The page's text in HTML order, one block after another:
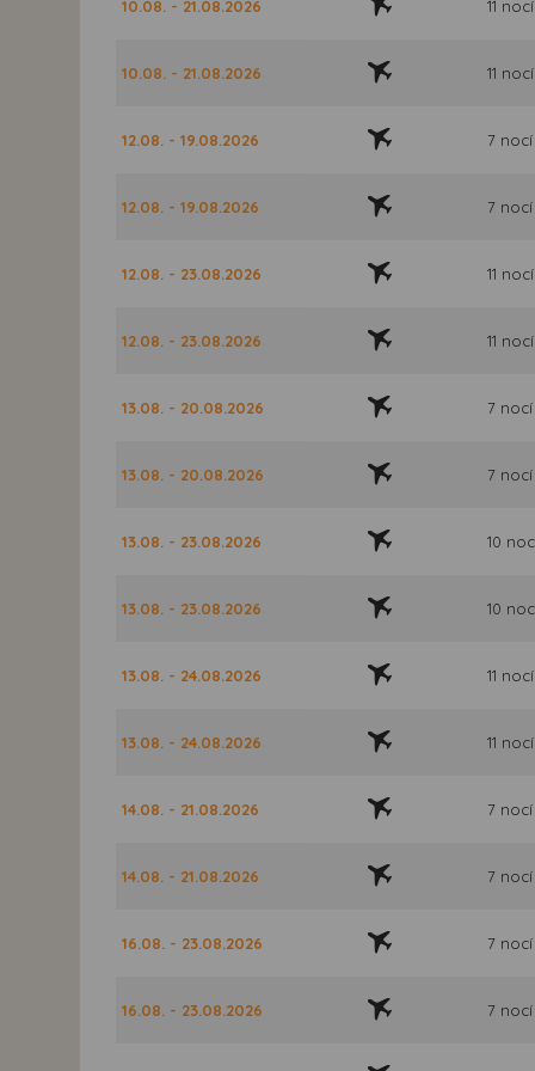
10.08. - 21.08.2026 11 nocí
10.08. - 21.08.2026 11 nocí
12.08. - 19.08.2026 7 nocí
12.08. - 19.08.2026 7 nocí
12.08. - 23.08.2026 11 nocí
12.08. - 23.08.2026 11 nocí
13.08. - 20.08.2026 7 nocí
13.08. - 20.08.2026 7 nocí
13.08. - 23.08.2026 10
13.08. - 23.08.2026 10
13.08. - 24.08.2026 11 nocí
13.08. - 24.08.2026 11 nocí
14.08. - 21.08.2026 7 nocí
14.08. - 21.08.2026 7 nocí
16.08. - 23.08.2026 7 nocí
16.08. - 23.08.2026 7 nocí